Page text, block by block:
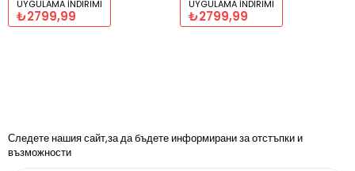
UYGULAMA İNDIRIMI
₺2799,99
UYGULAMA İNDIRIMI
₺2799,99
Следете нашия сайт,за да бъдете информирани за отстъпки и
възможности